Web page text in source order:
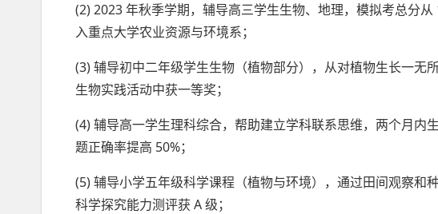
(2) 2023 年秋季学期，辅导高三学生生物、地理，模拟考总分
入重点大学农业资源与环境系；
(3) 辅导初中二年级学生生物（植物部分），从对植物生长一无
生物实践活动中获一等奖；
(4) 辅导高一学生理科综合，帮助建立学科联系思维，两个月内
题正确率提高 50%；
(5) 辅导小学五年级科学课程（植物与环境），通过田间观察和
科学探究能力测评获 A 级；